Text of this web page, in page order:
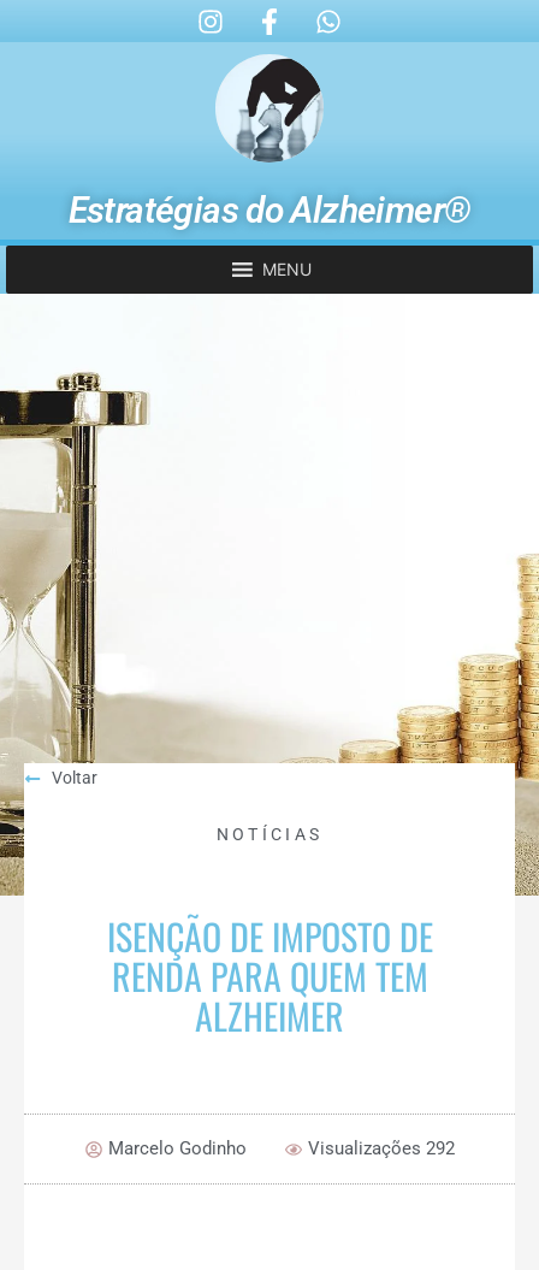
Estratégias do Alzheimer®
MENU
Voltar
NOTÍCIAS
ISENÇÃO DE IMPOSTO DE
RENDA PARA QUEM TEM
ALZHEIMER
Marcelo Godinho Visualizações 292